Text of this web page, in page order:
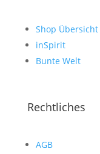
Shop Übersicht
inSpirit
Bunte Welt
Rechtliches
AGB